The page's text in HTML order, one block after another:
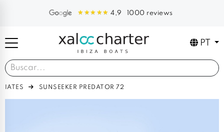
4,9 1000 reviews
PT
IATES SUNSEEKER PREDATOR 72